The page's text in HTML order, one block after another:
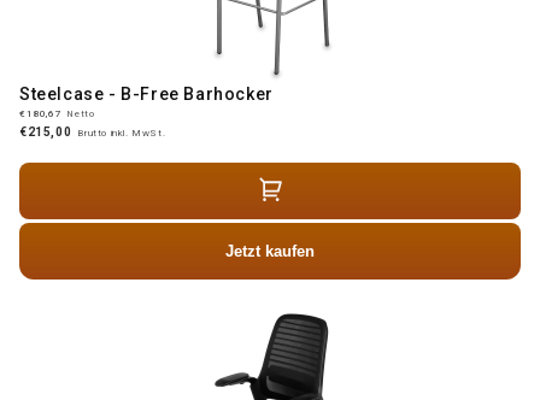
Steelcase - B-Free Barhocker
€180,67 Netto
€215,00 Brutto inkl. MwSt.
Jetzt kaufen